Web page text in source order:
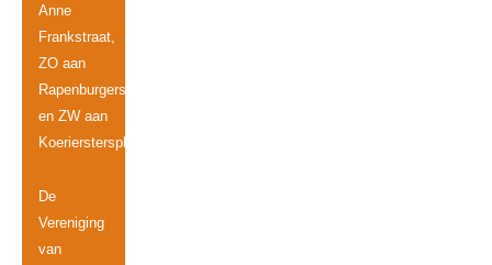
Anne
Frankstraat,
ZO aan
Rapenburgerstraat
en ZW aan
Koerierstersplein.
De
Vereniging
van